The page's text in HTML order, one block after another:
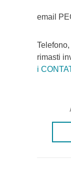
email
rimasti
i